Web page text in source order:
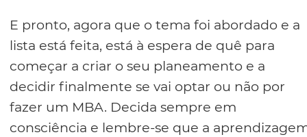
E pronto, agora que o tema foi abordado e a
lista está feita, está à espera de quê para
começar a criar o seu planeamento e a
decidir finalmente se vai optar ou não por
fazer um MBA. Decida sempre em
consciência e lembre-se que a